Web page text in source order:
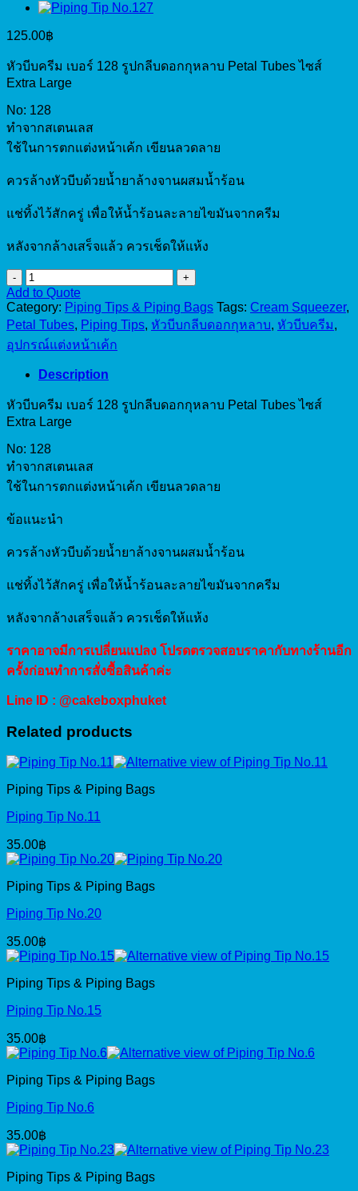
125.00฿
หัวบีบครีม เบอร์ 128 รูปกลีบดอกกุหลาบ Petal Tubes ไซส์
Extra Large
No: 128
ทำจากสเตนเลส
ใช้ในการตกแต่งหน้าเค้ก เขียนลวดลาย
ควรล้างหัวบีบด้วยน้ำยาล้างจานผสมน้ำร้อน
แช่ทิ้งไว้สักครู่ เพื่อให้น้ำร้อนละลายไขมันจากครีม
หลังจากล้างเสร็จแล้ว ควรเช็ดให้แห้ง
Piping
Tip
No.128
quantity
Add to Quote
Category: Piping Tips & Piping Bags Tags: Cream Squeezer,
Petal Tubes, Piping Tips, หัวบีบกลีบดอกกุหลาบ, หัวบีบครีม,
อุปกรณ์แต่งหน้าเค้ก
Description
หัวบีบครีม เบอร์ 128 รูปกลีบดอกกุหลาบ Petal Tubes ไซส์
Extra Large
No: 128
ทำจากสเตนเลส
ใช้ในการตกแต่งหน้าเค้ก เขียนลวดลาย
ข้อแนะนำ
ควรล้างหัวบีบด้วยน้ำยาล้างจานผสมน้ำร้อน
แช่ทิ้งไว้สักครู่ เพื่อให้น้ำร้อนละลายไขมันจากครีม
หลังจากล้างเสร็จแล้ว ควรเช็ดให้แห้ง
ราคาอาจมีการเปลี่ยนแปลง โปรดตรวจสอบราคากับทางร้านอีก
ครั้งก่อนทำการสั่งซื้อสินค้าค่ะ
Line ID : @cakeboxphuket
Related products
Piping Tips & Piping Bags
Piping Tip No.11
35.00฿
Piping Tips & Piping Bags
Piping Tip No.20
35.00฿
Piping Tips & Piping Bags
Piping Tip No.15
35.00฿
Piping Tips & Piping Bags
Piping Tip No.6
35.00฿
Piping Tips & Piping Bags